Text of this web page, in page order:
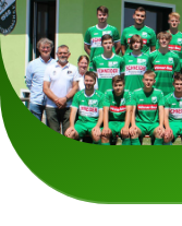
Skip
to
content